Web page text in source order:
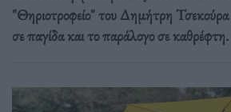
"Θηριοτροφείο" του Δημήτρη Τσεκούρα
σε παγίδα και το παράλογο σε καθρέφτη.